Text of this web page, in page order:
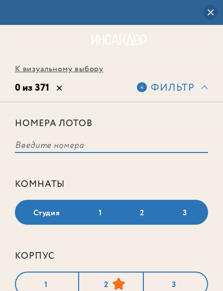
К визуальному выбору
0 из 371 4 ФИЛЬТР
НОМЕРА ЛОТОВ
КОМНАТЫ
Студия 1 2 3
КОРПУС
1 2 3
соответствует ни одного лота